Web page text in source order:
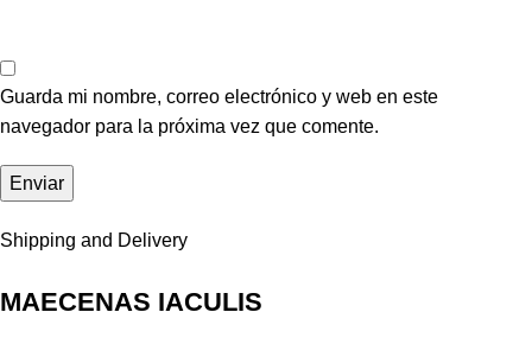
Guarda mi nombre, correo electrónico y web en este
navegador para la próxima vez que comente.
Shipping and Delivery
MAECENAS IACULIS